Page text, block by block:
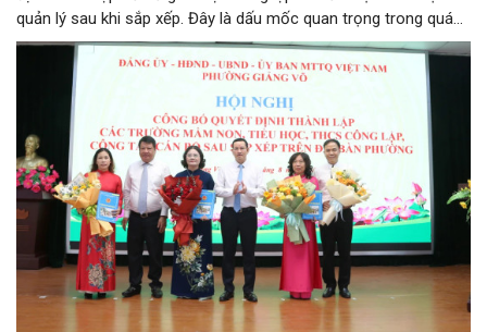
quản lý sau khi sắp xếp. Đây là dấu mốc quan trọng trong quá
trình kiện toàn tổ chức bộ máy, thực hiện chủ trương tinh gọn,
nâng cao hiệu lực, hiệu quả quản lý theo các nghị quyết của
Trung ương và kế hoạch của UBND TP Hà Nội.